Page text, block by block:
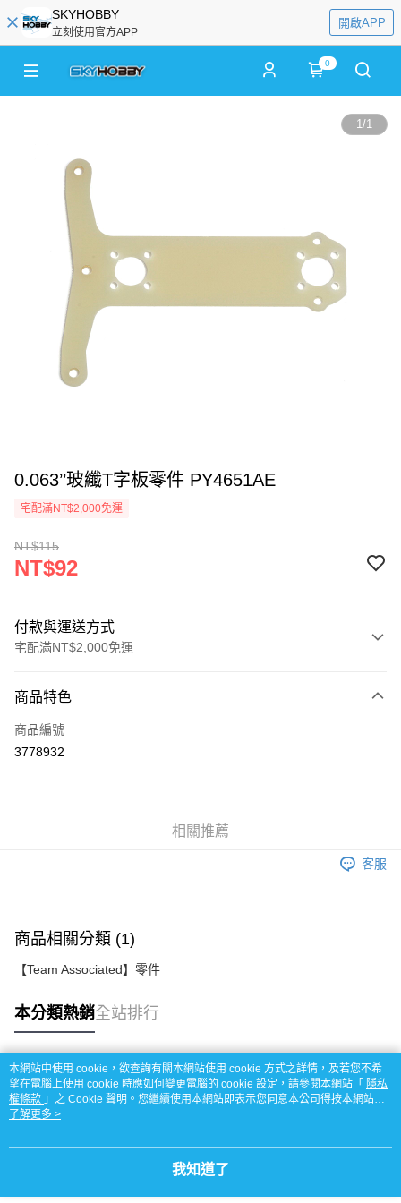
SKYHOBBY
立刻使用官方APP
開啟APP
0
1/1
0.063’’玻纖T字板零件 PY4651AE
宅配滿NT$2,000免運
NT$115
NT$92
付款與運送方式
宅配滿NT$2,000免運
信用卡一次付款
LINE Pay
每筆NT$100，滿NT$2,000(含以上)免運費
商品特色
商品編號
3778932
相關推薦
客服
商品相關分類 (1)
【Team Associated】零件
本分類熱銷全站排行
熱門標籤
本網站中使用 cookie，欲查詢有關本網站使用 cookie 方式之詳情，及若您不希
望在電腦上使用 cookie 時應如何變更電腦的 cookie 設定，請參閱本網站「 隱私
權條款 」之 Cookie 聲明。您繼續使用本網站即表示您同意本公司得按本網站使
用條款之 Cookie 聲明使用 cookie。
了解更多 >
我知道了